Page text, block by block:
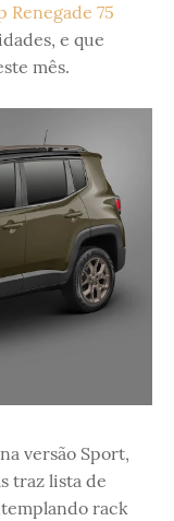
Renegade 75
e que
mês.
versão Sport,
traz lista de
rack